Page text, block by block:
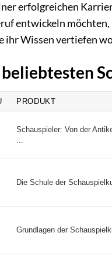
erfolgreichen
entwickeln möchten,
ihr Wissen vertiefen
beliebtesten
PRODUKT
Schauspieler: Von der
Die Schule der
Grundlagen der